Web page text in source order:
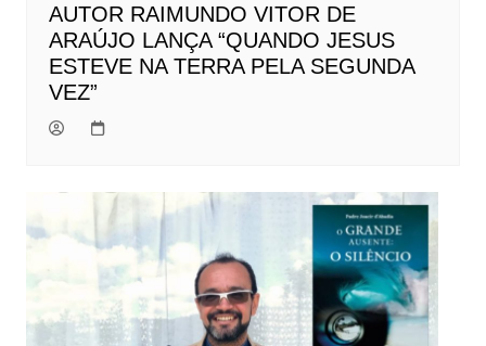
AUTOR RAIMUNDO VITOR DE
ARAÚJO LANÇA “QUANDO JESUS
ESTEVE NA TERRA PELA SEGUNDA
VEZ”